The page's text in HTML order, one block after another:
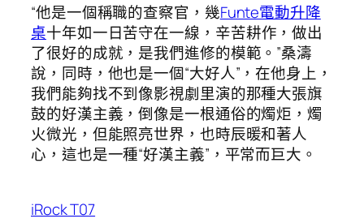
“他是一個稱職的查察官，幾Funte電動升降
桌十年如一日苦守在一線，辛苦耕作，做出
了很好的成就，是我們進修的模範。”桑濤
說，同時，他也是一個“大好人”，在他身上，
我們能夠找不到像影視劇里演的那種大張旗
鼓的好漢主義，倒像是一根通俗的燭炬，燭
火微光，但能照亮世界，也時辰暖和著人
心，這也是一種“好漢主義”，平常而巨大。
iRock T07